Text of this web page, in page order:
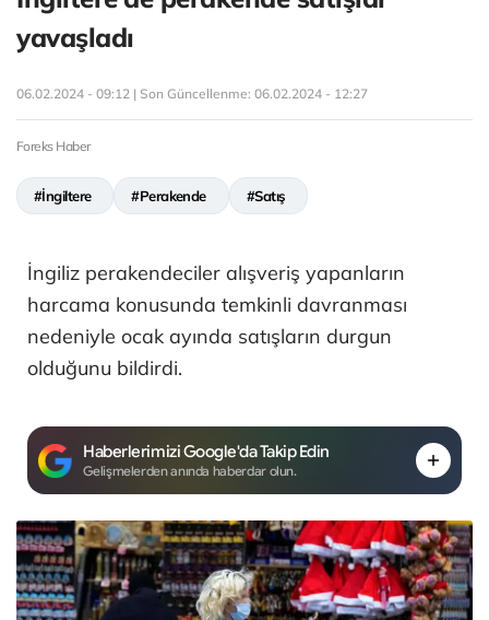
yavaşladı
06.02.2024 - 09:12 | Son Güncellenme: 06.02.2024 - 12:27
Foreks Haber
#İngiltere #Perakende #Satış
İngiliz perakendeciler alışveriş yapanların
harcama konusunda temkinli davranması
nedeniyle ocak ayında satışların durgun
olduğunu bildirdi.
Haberlerimizi Google'da Takip Edin
Gelişmelerden anında haberdar olun.